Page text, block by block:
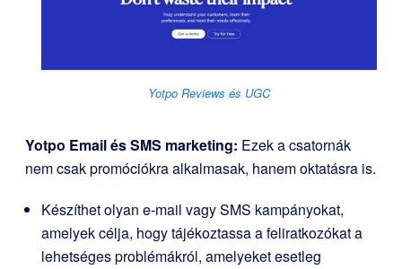
Yotpo Reviews és UGC
Yotpo Email és SMS marketing: Ezek a csatornák
nem csak promóciókra alkalmasak, hanem oktatásra is.
Készíthet olyan e-mail vagy SMS kampányokat,
amelyek célja, hogy tájékoztassa a feliratkozókat a
lehetséges problémákról, amelyeket esetleg